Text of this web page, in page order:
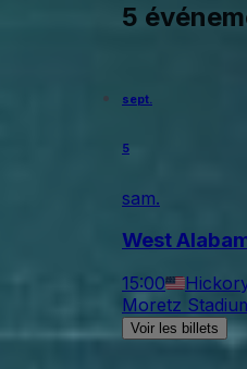
5
sept.
5
sam.
West
15:00
Moretz
Voir les billets